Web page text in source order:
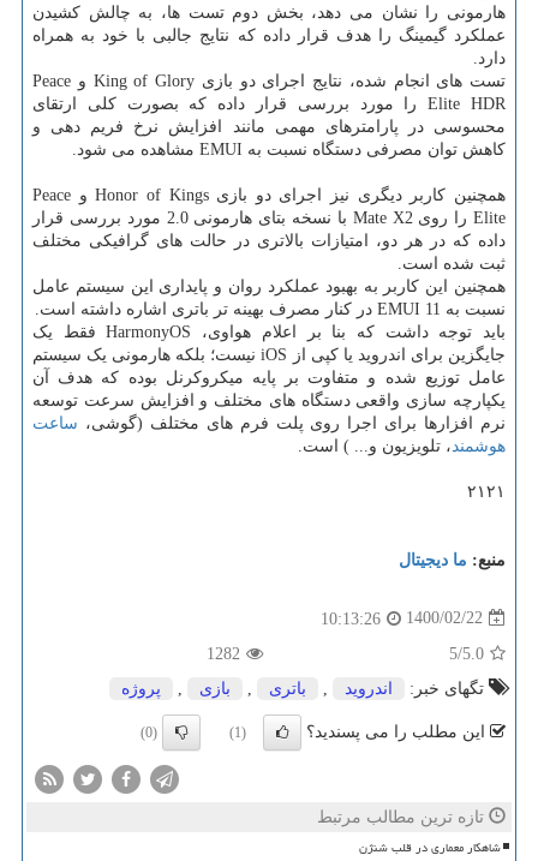
هارمونی را نشان می دهد، بخش دوم تست ها، به چالش کشیدن
عملکرد گیمینگ را هدف قرار داده که نتایج جالبی با خود به همراه
دارد.
تست های انجام شده، نتایج اجرای دو بازی King of Glory و Peace
Elite HDR را مورد بررسی قرار داده که بصورت کلی ارتقای
محسوسی در پارامترهای مهمی مانند افزایش نرخ فریم دهی و
کاهش توان مصرفی دستگاه نسبت به EMUI مشاهده می شود.
همچنین کاربر دیگری نیز اجرای دو بازی Honor of Kings و Peace
Elite را روی Mate X2 با نسخه بتای هارمونی 2.0 مورد بررسی قرار
داده که در هر دو، امتیازات بالاتری در حالت های گرافیکی مختلف
ثبت شده است.
همچنین این کاربر به بهبود عملکرد روان و پایداری این سیستم عامل
نسبت به EMUI 11 در کنار مصرف بهینه تر باتری اشاره داشته است.
باید توجه داشت که بنا بر اعلام هواوی، HarmonyOS فقط یک
جایگزین برای اندروید یا کپی از iOS نیست؛ بلکه هارمونی یک سیستم
عامل توزیع شده و متفاوت بر پایه میکروکرنل بوده که هدف آن
یکپارچه سازی واقعی دستگاه های مختلف و افزایش سرعت توسعه
نرم افزارها برای اجرا روی پلت فرم های مختلف (گوشی، ساعت
هوشمند ، تلویزیون و... ) است.
۲۱۲۱
منبع: ما دیجیتال
1400/02/22
10:13:26
5.0
/5
1282
تگهای خبر:
اندروید باتری بازی پروژه
این مطلب را می پسندید؟ (1)
(0)
تازه ترین مطالب مرتبط
شاهکار معماری در قلب شنژن